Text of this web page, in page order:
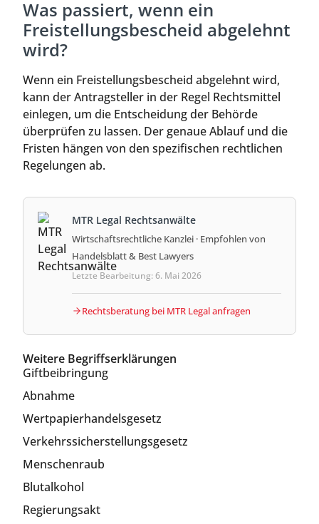
Was passiert, wenn ein
Freistellungsbescheid abgelehnt
wird?
Wenn ein Freistellungsbescheid abgelehnt wird,
kann der Antragsteller in der Regel Rechtsmittel
einlegen, um die Entscheidung der Behörde
überprüfen zu lassen. Der genaue Ablauf und die
Fristen hängen von den spezifischen rechtlichen
Regelungen ab.
MTR Legal Rechtsanwälte
Wirtschaftsrechtliche Kanzlei · Empfohlen von
Handelsblatt & Best Lawyers
Letzte Bearbeitung: 6. Mai 2026
Rechtsberatung bei MTR Legal anfragen
Weitere Begriffserklärungen
Giftbeibringung
Abnahme
Wertpapierhandelsgesetz
Verkehrssicherstellungsgesetz
Menschenraub
Blutalkohol
Regierungsakt